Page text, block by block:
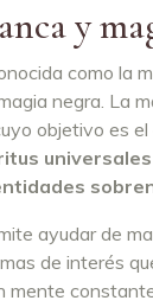
y
como la
negra. La
objetivo es
ayudar de
de interés
mente